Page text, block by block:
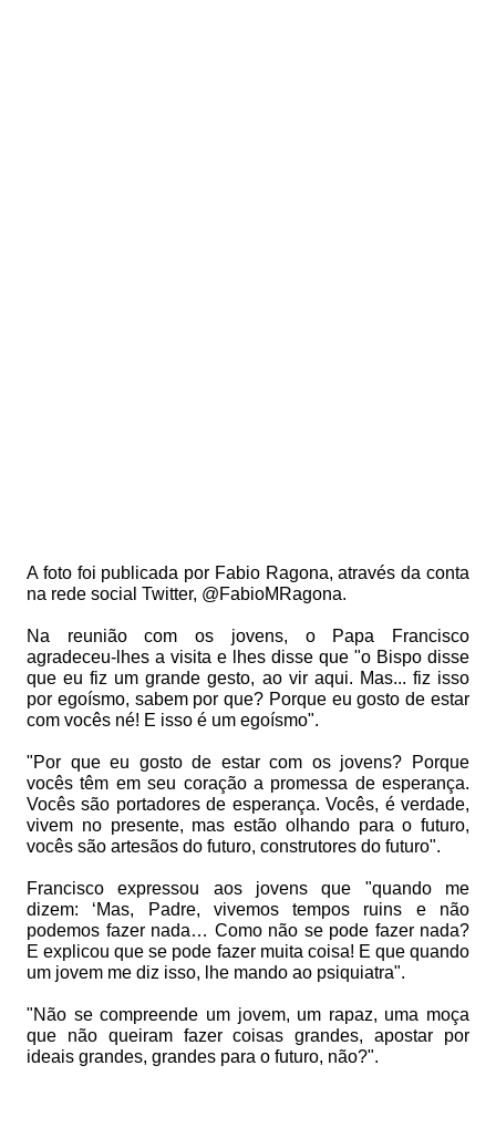
A foto foi publicada por Fabio Ragona, através da conta
na rede social Twitter, @FabioMRagona.
Na reunião com os jovens, o Papa Francisco
agradeceu-lhes a visita e lhes disse que "o Bispo disse
que eu fiz um grande gesto, ao vir aqui. Mas... fiz isso
por egoísmo, sabem por que? Porque eu gosto de estar
com vocês né! E isso é um egoísmo".
"Por que eu gosto de estar com os jovens? Porque
vocês têm em seu coração a promessa de esperança.
Vocês são portadores de esperança. Vocês, é verdade,
vivem no presente, mas estão olhando para o futuro,
vocês são artesãos do futuro, construtores do futuro".
Francisco expressou aos jovens que "quando me
dizem: ‘Mas, Padre, vivemos tempos ruins e não
podemos fazer nada… Como não se pode fazer nada?
E explicou que se pode fazer muita coisa! E que quando
um jovem me diz isso, lhe mando ao psiquiatra".
"Não se compreende um jovem, um rapaz, uma moça
que não queiram fazer coisas grandes, apostar por
ideais grandes, grandes para o futuro, não?".